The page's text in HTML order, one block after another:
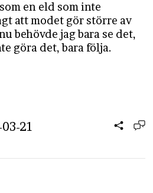
en eld som inte
att modet gör större av
behövde jag bara se det,
göra det, bara följa.
21